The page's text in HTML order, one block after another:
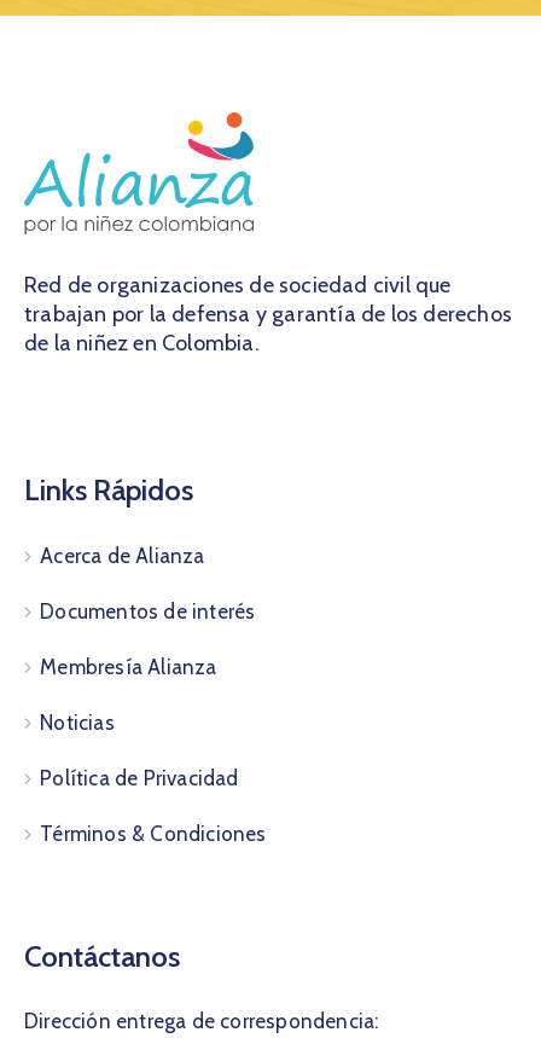
Red de organizaciones de sociedad civil que
trabajan por la defensa y garantía de los derechos
de la niñez en Colombia.
Links Rápidos
Acerca de Alianza
Documentos de interés
Membresía Alianza
Noticias
Política de Privacidad
Términos & Condiciones
Contáctanos
Dirección entrega de correspondencia: